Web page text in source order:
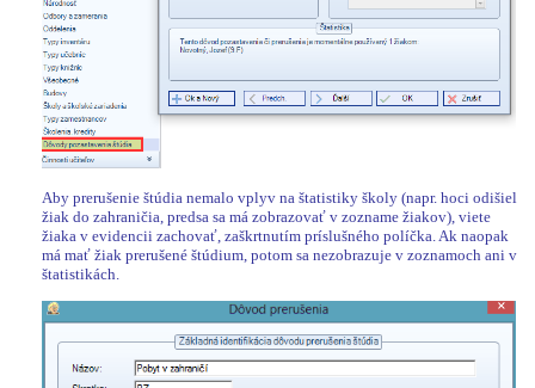
Aby prerušenie štúdia nemalo vplyv na štatistiky školy (napr. hoci odišiel
žiak do zahraničia, predsa sa má zobrazovať v zozname žiakov), viete
žiaka v evidencii zachovať, zaškrtnutím príslušného políčka. Ak naopak
má mať žiak prerušené štúdium, potom sa nezobrazuje v zoznamoch ani v
štatistikách.